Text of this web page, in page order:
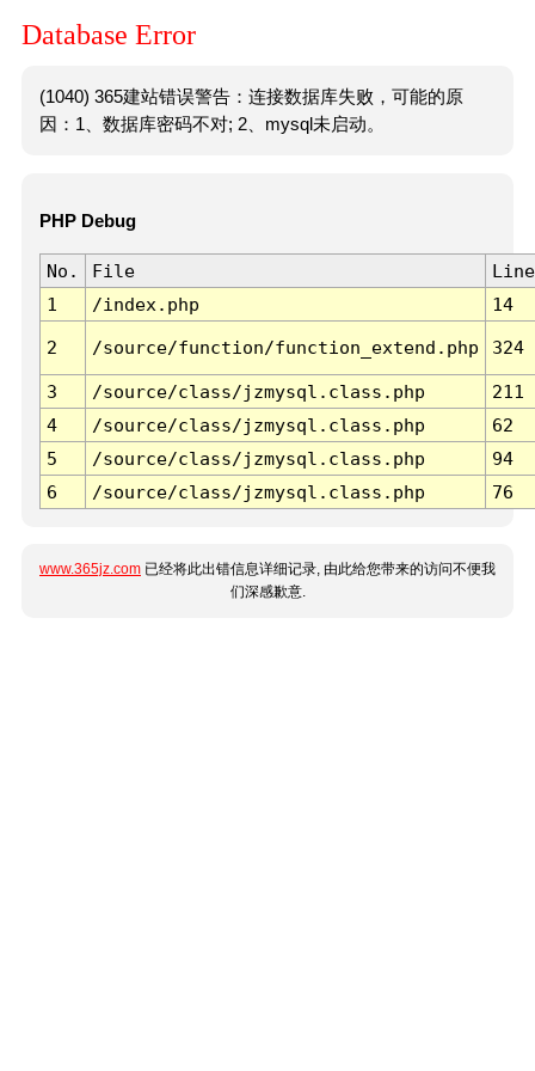
Database Error
(1040) 365建站错误警告：连接数据库失败，可能的原
因：1、数据库密码不对; 2、mysql未启动。
PHP Debug
No. File
Line
1
/index.php 14
2 /source/function/function_extend.php 324
3 /source/class/jzmysql.class.php
211
4
/source/class/jzmysql.class.php
62
5
/source/class/jzmysql.class.php
94
6
/source/class/jzmysql.class.php 76
www.365jz.com 已经将此出错信息详细记录, 由此给您带来的访问不便我
们深感歉意.